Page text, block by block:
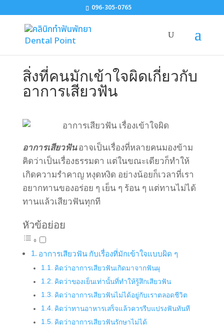
096-305-0765
สิ่งที่คนมักเข้าใจผิดเกี่ยวกับ
อาการเสียวฟัน
อาการเสียวฟันอาจเป็นเรื่องที่หลายคนมองข้าม
คิดว่าเป็นเรื่องธรรมดา แต่ในขณะเดียวก็ทำให้
เกิดความรำคาญ หงุดหงิด อย่างน้อยก็เวลาที่เรา
อยากทานของอร่อย ๆ เย็น ๆ ร้อน ๆ แต่ทานไม่ได้
ทานแล้วเสียวฟันทุกที
หัวข้อย่อย
อาการเสียวฟัน กับเรื่องที่มักเข้าใจแบบผิด ๆ
คิดว่าอาการเสียวฟันเกิดมาจากฟันผุ
คิดว่าของเย็นเท่านั้นที่ทำให้รู้สึกเสียวฟัน
คิดว่าอาการเสียวฟันไม่ได้อยู่กับเราตลอดชีวิต
คิดว่าทานอาหารเสร็จแล้วควรรีบแปรงฟันทันที
คิดว่าอาการเสียวฟันรักษาไม่ได้